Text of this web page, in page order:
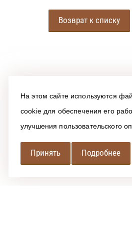
На этом сайте используются
cookie для обеспечения его
улучшения пользовательского
Принять Подробнее
Возврат к списку